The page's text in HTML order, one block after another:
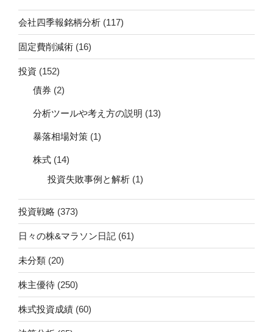
会社四季報銘柄分析 (117)
固定費削減術 (16)
投資 (152)
債券 (2)
分析ツールや考え方の説明 (13)
暴落相場対策 (1)
株式 (14)
投資失敗事例と解析 (1)
投資戦略 (373)
日々の株&マラソン日記 (61)
未分類 (20)
株主優待 (250)
株式投資成績 (60)